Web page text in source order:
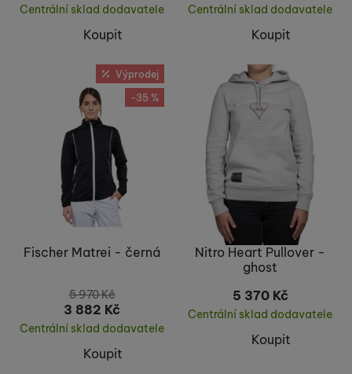
Centrální sklad dodavatele
Koupit
Centrální sklad dodavatele
Koupit
Výprodej
-35 %
Fischer Matrei - černá
5 970Kč
3 882 Kč
Centrální sklad dodavatele
Koupit
Nitro Heart Pullover -
ghost
5 370 Kč
Centrální sklad dodavatele
Koupit